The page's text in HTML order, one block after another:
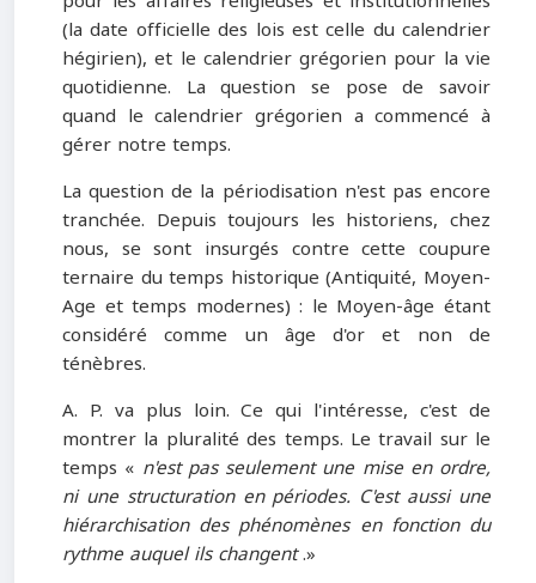
(la date officielle des lois est celle du calendrier
hégirien), et le calendrier grégorien pour la vie
quotidienne. La question se pose de savoir
quand le calendrier grégorien a commencé à
gérer notre temps.
La question de la périodisation n'est pas encore
tranchée. Depuis toujours les historiens, chez
nous, se sont insurgés contre cette cou­pure
ternaire du temps historique (Antiquité, Moyen-
Age et temps modernes) : le Moyen-âge étant
considéré comme un âge d'or et non de
ténèbres.
A. P. va plus loin. Ce qui l'intéresse, c'est de
montrer la pluralité des temps. Le travail sur le
temps « n'est pas seulement une mise en ordre,
ni une structuration en périodes. C'est aussi une
hiérarchisation des phénomènes en fonction du
rythme auquel ils changent.»